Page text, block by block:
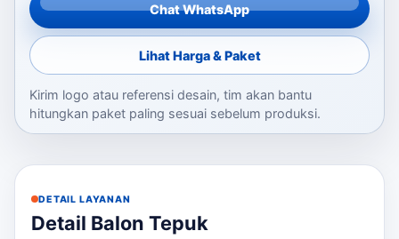
Chat WhatsApp
Lihat Harga & Paket
Kirim logo atau referensi desain, tim akan bantu
hitungkan paket paling sesuai sebelum produksi.
DETAIL LAYANAN
Detail Balon Tepuk